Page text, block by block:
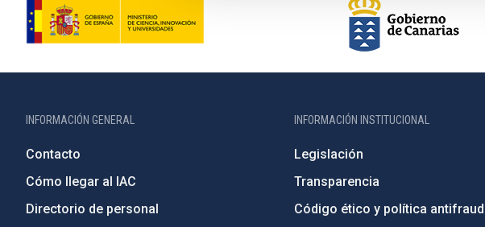
INFORMACIÓN GENERAL
Contacto
Cómo llegar al IAC
Directorio de personal
INFORMACIÓN INSTITUCIONAL
Legislación
Transparencia
Código ético y política